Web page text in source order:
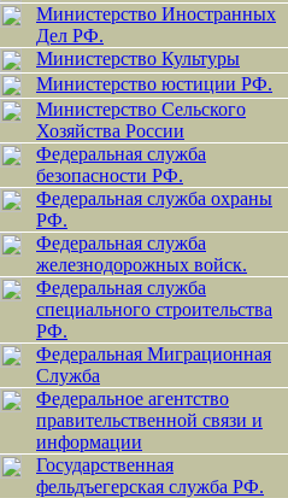
Министерство Иностранных
Дел РФ.
Министерство Культуры
Министерство юстиции РФ.
Министерство Сельского
Хозяйства России
Федеральная служба
безопасности РФ.
Федеральная служба охраны
РФ.
Федеральная служба
железнодорожных войск.
Федеральная служба
специального строительства
РФ.
Федеральная Миграционная
Служба
Федеральное агентство
правительственной связи и
информации
Государственная
фельдъегерская служба РФ.